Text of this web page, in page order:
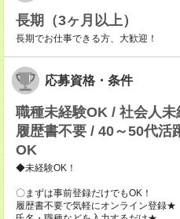
長期（3ヶ月以上）
長期でお仕事できる方、大歓迎！
応募資格・条件
職種未経験OK / 社会人
履歴書不要 / 40～50代活
OK
◆未経験OK！
〇まずは事前登録だけでもOK！
履歴書不要で気軽にオンライン登録★